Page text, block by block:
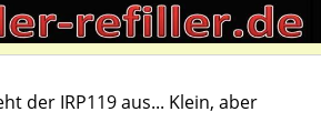
der IRP119 aus... Klein, aber